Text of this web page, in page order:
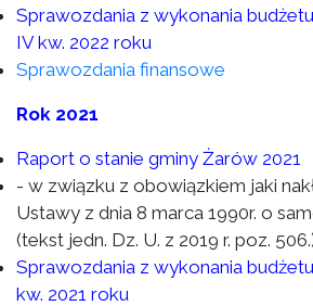
Sprawozdania z wykonania
IV kw. 2022 roku
Sprawozdania finansowe
Rok 2021
Raport o stanie gminy Żarów 2021
- w związku z obowiązkiem jaki
Ustawy z dnia 8 marca 1990r. o
(tekst jedn. Dz. U. z 2019 r. poz.
Sprawozdania z wykonania
kw. 2021 roku